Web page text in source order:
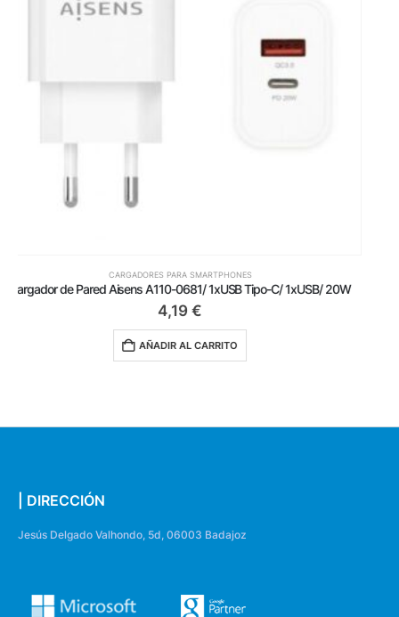
CARGADORES PARA SMARTPHONES
Cargador de Pared Aisens A110-0759/ 1xUSB Tipo-C/ 1xUSB/ 25W
5,19
AÑADIR AL CARRITO
| DIRECCIÓN
Jesús Delgado Valhondo, 5d, 06003 Badajoz